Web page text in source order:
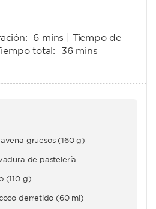
6 mins | Tiempo de
total: 36 mins
gruesos (160 g)
de pastelería
(110 g)
derretido (60 ml)